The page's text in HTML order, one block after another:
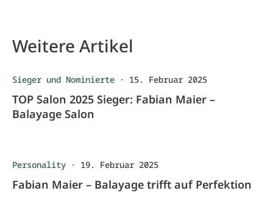
Weitere Artikel
Sieger und Nominierte · 15. Februar 2025
TOP Salon 2025 Sieger: Fabian Maier –
Balayage Salon
Personality · 19. Februar 2025
Fabian Maier – Balayage trifft auf Perfektion